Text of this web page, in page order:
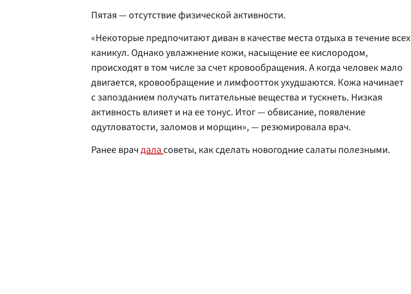
Пятая — отсутствие физической активности.
«Некоторые предпочитают диван в качестве места отдыха в течение всех
каникул. Однако увлажнение кожи, насыщение ее кислородом,
происходят в том числе за счет кровообращения. А когда человек мало
двигается, кровообращение и лимфоотток ухудшаются. Кожа начинает
с запозданием получать питательные вещества и тускнеть. Низкая
активность влияет и на ее тонус. Итог — обвисание, появление
одутловатости, заломов и морщин», — резюмировала врач.
Ранее врачдаласоветы, как сделать новогодние салаты полезными.